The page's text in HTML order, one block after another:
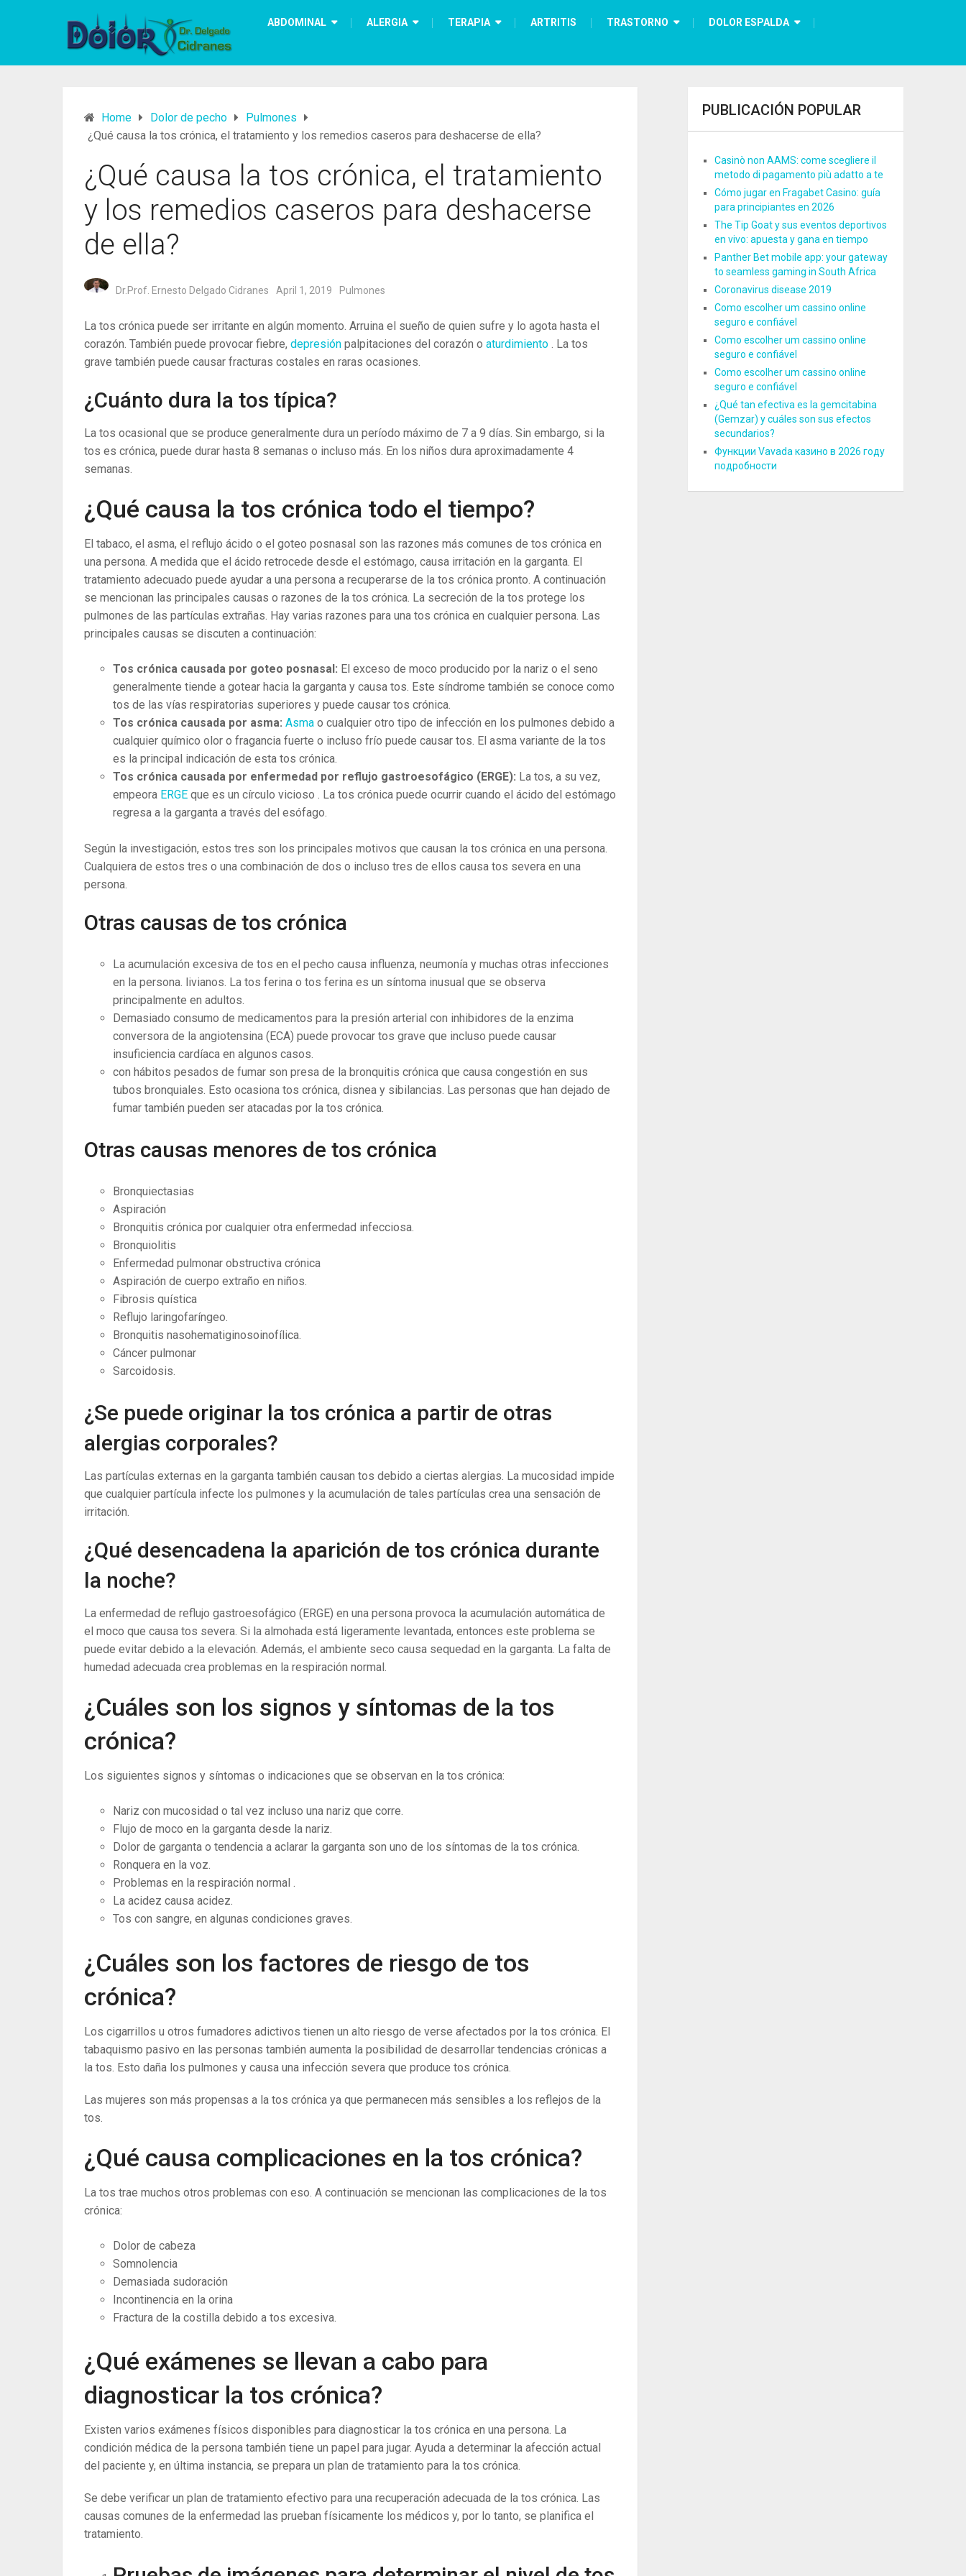
ABDOMINAL ALERGIA TERAPIA ARTRITIS TRASTORNO DOLOR ESPALDA
Home Dolor de pecho
Pulmones
¿Qué causa la tos crónica, el tratamiento y los remedios caseros para deshacerse de ella?
¿Qué causa la tos crónica, el tratamiento
y los remedios caseros para deshacerse
de ella?
Dr.Prof. Ernesto Delgado Cidranes April 1, 2019 Pulmones
La tos crónica puede ser irritante en algún momento. Arruina el sueño de quien sufre y lo agota hasta el
corazón. También puede provocar fiebre, depresión palpitaciones del corazón o aturdimiento . La tos
grave también puede causar fracturas costales en raras ocasiones.
¿Cuánto dura la tos típica?
La tos ocasional que se produce generalmente dura un período máximo de 7 a 9 días. Sin embargo, si la
tos es crónica, puede durar hasta 8 semanas o incluso más. En los niños dura aproximadamente 4
semanas.
¿Qué causa la tos crónica todo el tiempo?
El tabaco, el asma, el reflujo ácido o el goteo posnasal son las razones más comunes de tos crónica en
una persona. A medida que el ácido retrocede desde el estómago, causa irritación en la garganta. El
tratamiento adecuado puede ayudar a una persona a recuperarse de la tos crónica pronto. A continuación
se mencionan las principales causas o razones de la tos crónica. La secreción de la tos protege los
pulmones de las partículas extrañas. Hay varias razones para una tos crónica en cualquier persona. Las
principales causas se discuten a continuación:
Tos crónica causada por goteo posnasal: El exceso de moco producido por la nariz o el seno
generalmente tiende a gotear hacia la garganta y causa tos. Este síndrome también se conoce como
tos de las vías respiratorias superiores y puede causar tos crónica.
Tos crónica causada por asma: Asma o cualquier otro tipo de infección en los pulmones debido a
cualquier químico olor o fragancia fuerte o incluso frío puede causar tos. El asma variante de la tos
es la principal indicación de esta tos crónica.
Tos crónica causada por enfermedad por reflujo gastroesofágico (ERGE): La tos, a su vez,
empeora ERGE que es un círculo vicioso . La tos crónica puede ocurrir cuando el ácido del estómago
regresa a la garganta a través del esófago.
Según la investigación, estos tres son los principales motivos que causan la tos crónica en una persona.
Cualquiera de estos tres o una combinación de dos o incluso tres de ellos causa tos severa en una
persona.
Otras causas de tos crónica
La acumulación excesiva de tos en el pecho causa influenza, neumonía y muchas otras infecciones
en la persona. livianos. La tos ferina o tos ferina es un síntoma inusual que se observa
principalmente en adultos.
Demasiado consumo de medicamentos para la presión arterial con inhibidores de la enzima
conversora de la angiotensina (ECA) puede provocar tos grave que incluso puede causar
insuficiencia cardíaca en algunos casos.
con hábitos pesados ​​de fumar son presa de la bronquitis crónica que causa congestión en sus
tubos bronquiales. Esto ocasiona tos crónica, disnea y sibilancias. Las personas que han dejado de
fumar también pueden ser atacadas por la tos crónica.
Otras causas menores de tos crónica
Bronquiectasias
Aspiración
Bronquitis crónica por cualquier otra enfermedad infecciosa.
Bronquiolitis
Enfermedad pulmonar obstructiva crónica
Aspiración de cuerpo extraño en niños.
Fibrosis quística
Reflujo laringofaríngeo.
Bronquitis nasohematiginosoinofílica.
Cáncer pulmonar
Sarcoidosis.
¿Se puede originar la tos crónica a partir de otras
alergias corporales?
Las partículas externas en la garganta también causan tos debido a ciertas alergias. La mucosidad impide
que cualquier partícula infecte los pulmones y la acumulación de tales partículas crea una sensación de
irritación.
¿Qué desencadena la aparición de tos crónica durante
la noche?
La enfermedad de reflujo gastroesofágico (ERGE) en una persona provoca la acumulación automática de
el moco que causa tos severa. Si la almohada está ligeramente levantada, entonces este problema se
puede evitar debido a la elevación. Además, el ambiente seco causa sequedad en la garganta. La falta de
humedad adecuada crea problemas en la respiración normal.
¿Cuáles son los signos y síntomas de la tos
crónica?
Los siguientes signos y síntomas o indicaciones que se observan en la tos crónica:
Nariz con mucosidad o tal vez incluso una nariz que corre.
Flujo de moco en la garganta desde la nariz.
Dolor de garganta o tendencia a aclarar la garganta son uno de los síntomas de la tos crónica.
Ronquera en la voz.
Problemas en la respiración normal .
La acidez causa acidez.
Tos con sangre, en algunas condiciones graves.
¿Cuáles son los factores de riesgo de tos
crónica?
Los cigarrillos u otros fumadores adictivos tienen un alto riesgo de verse afectados por la tos crónica. El
tabaquismo pasivo en las personas también aumenta la posibilidad de desarrollar tendencias crónicas a
la tos. Esto daña los pulmones y causa una infección severa que produce tos crónica.
Las mujeres son más propensas a la tos crónica ya que permanecen más sensibles a los reflejos de la
tos.
¿Qué causa complicaciones en la tos crónica?
La tos trae muchos otros problemas con eso. A continuación se mencionan las complicaciones de la tos
crónica:
Dolor de cabeza
Somnolencia
Demasiada sudoración
Incontinencia en la orina
Fractura de la costilla debido a tos excesiva.
¿Qué exámenes se llevan a cabo para
diagnosticar la tos crónica?
Existen varios exámenes físicos disponibles para diagnosticar la tos crónica en una persona. La
condición médica de la persona también tiene un papel para jugar. Ayuda a determinar la afección actual
del paciente y, en última instancia, se prepara un plan de tratamiento para la tos crónica.
Se debe verificar un plan de tratamiento efectivo para una recuperación adecuada de la tos crónica. Las
causas comunes de la enfermedad las prueban físicamente los médicos y, por lo tanto, se planifica el
tratamiento.
PUBLICACIÓN POPULAR
Casinò non AAMS: come scegliere il
metodo di pagamento più adatto a te
Cómo jugar en Fragabet Casino: guía
para principiantes en 2026
The Tip Goat y sus eventos deportivos
en vivo: apuesta y gana en tiempo
Panther Bet mobile app: your gateway
to seamless gaming in South Africa
Coronavirus disease 2019
Como escolher um cassino online
seguro e confiável
Como escolher um cassino online
seguro e confiável
Como escolher um cassino online
seguro e confiável
¿Qué tan efectiva es la gemcitabina
(Gemzar) y cuáles son sus efectos
secundarios?
Функции Vavada казино в 2026 году
подробности